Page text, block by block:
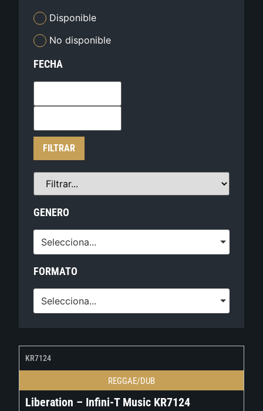
Disponible
No disponible
FECHA
FILTRAR
GENERO
Selecciona...
FORMATO
Selecciona...
KR7124
REGGAE/DUB
Liberation – Infini-T Music KR7124